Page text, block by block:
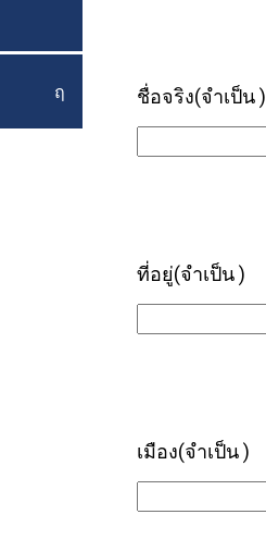
ชื่อจริง(จำเป็น )
ที่อยู่(จำเป็น )
เมือง(จำเป็น )
สลับเมนู
ฤ